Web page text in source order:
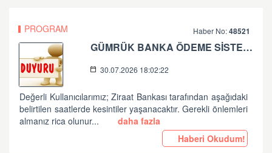
PROGRAM Haber No:48521
GÜMRÜK BANKA ÖDEME SİSTEMLERİ ZİRAAT BANKASI PLANLI ÇALIŞMA HK
30.07.2026 18:02:22
Değerli Kullanıcılarımız; Ziraat Bankası tarafından aşağıdaki
belirtilen saatlerde kesintiler yaşanacaktır. Gerekli önlemleri
almanız rica olunur...
daha fazla
Haberi Okudum!